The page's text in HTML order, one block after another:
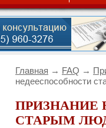
Главная → FAQ →
недееспособности
ПРИЗНАНИЕ
СТАРЫМ